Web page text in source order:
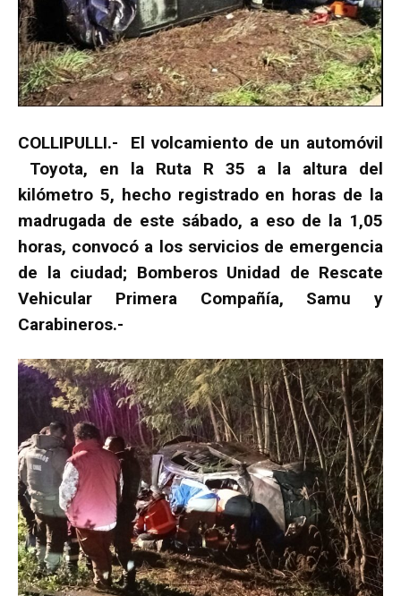
COLLIPULLI.- El volcamiento de un automóvil
Toyota, en la Ruta R 35 a la altura del
kilómetro 5, hecho registrado en horas de la
madrugada de este sábado, a eso de la 1,05
horas, convocó a los servicios de emergencia
de la ciudad; Bomberos Unidad de Rescate
Vehicular Primera Compañía, Samu y
Carabineros.-